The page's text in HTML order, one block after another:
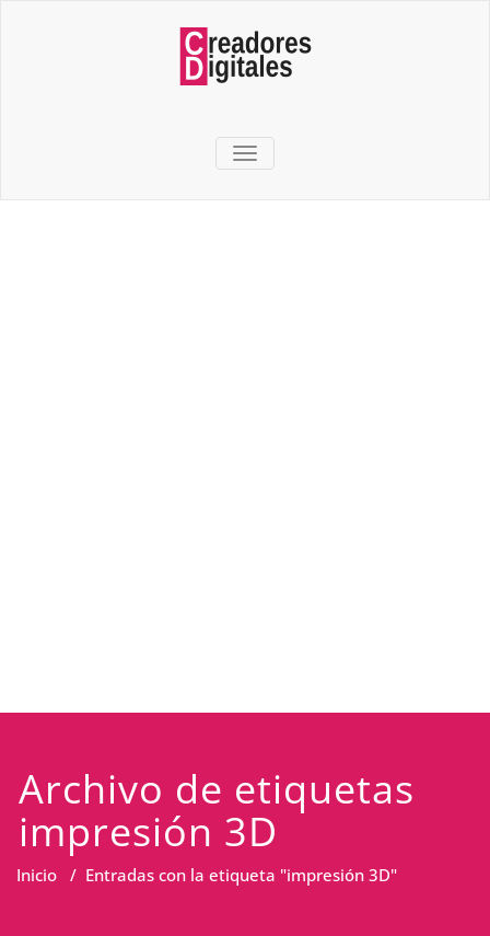
TOGGLE NAVIGATION
Archivo de etiquetas
impresión 3D
Inicio / Entradas con la etiqueta "impresión 3D"